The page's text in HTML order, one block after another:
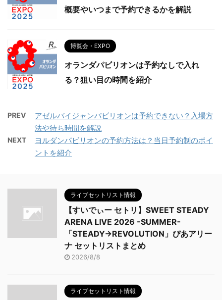
概要やいつまで予約できるかを解説
博覧会・EXPO
オランダパビリオンは予約なしで入れ
る？狙い目の時間を紹介
PREV
アゼルバイジャンパビリオンは予約できない？入場方
法や待ち時間を解説
NEXT
ヨルダンパビリオンの予約方法は？当日予約制のポイ
ントを紹介
ライブセットリスト情報
【すいでぃー セトリ】SWEET STEADY
ARENA LIVE 2026 -SUMMER-
「STEADY→REVOLUTION」ぴあアリー
ナ セットリストまとめ
2026/8/8
ライブセットリスト情報